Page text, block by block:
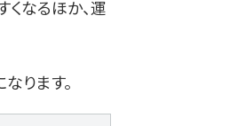
なるほか、運
ります。